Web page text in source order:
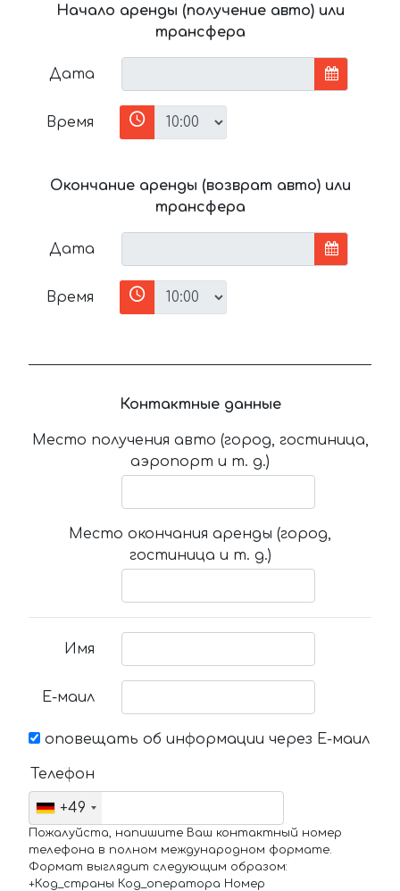
Начало аренды (получение авто) или
трансфера
Дата
Время
Окончание аренды (возврат авто) или
трансфера
Дата
Время
Контактные данные
Место получения авто (город, гостиница,
аэропорт и т. д.)
Место окончания аренды (город,
гостиница и т. д.)
Имя
Е-маил
оповещать об информации через Е-маил
Телефон
+49
Пожалуйста, напишите Ваш контактный номер
телефона в полном международном формате.
Формат выглядит следующим образом:
+Код_страны Код_оператора Номер